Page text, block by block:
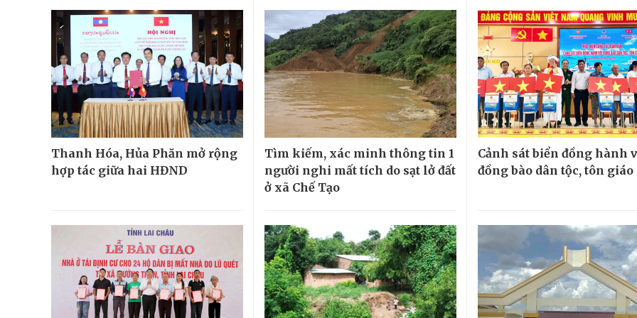
Thanh Hóa, Hủa Phăn mở rộng
hợp tác giữa hai HĐND
Tìm kiếm, xác minh thông tin 1
người nghi mất tích do sạt lở đất
ở xã Chế Tạo
Cảnh sát biển đồng hành
đồng bào dân tộc, tôn giáo